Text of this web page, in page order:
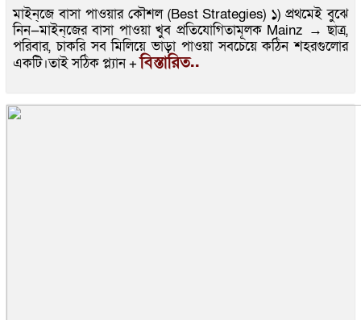
মাইন্‌জে বাসা পাওয়ার কৌশল (Best Strategies) ১) প্রথমেই বুঝে
নিন—মাইন্‌জের বাসা পাওয়া খুব প্রতিযোগিতামূলক Mainz → ছাত্র,
পরিবার, চাকরি সব মিলিয়ে ভাড়া পাওয়া সবচেয়ে কঠিন শহরগুলোর
একটি।তাই সঠিক প্ল্যান +বিস্তারিত..